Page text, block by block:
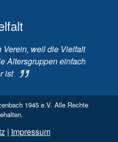
Verein, weil die Vielfalt
Altersgruppen einfach
ist
1945 e.V. Alle Rechte
| Impressum